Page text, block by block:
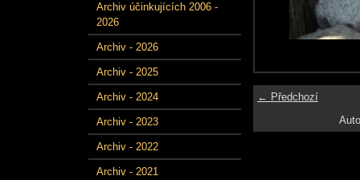
Archiv účinkujících 2006 -
2026
Archiv - 2026
Archiv - 2025
Archiv - 2024
Archiv - 2023
Archiv - 2022
Archiv - 2021
← Předchozí